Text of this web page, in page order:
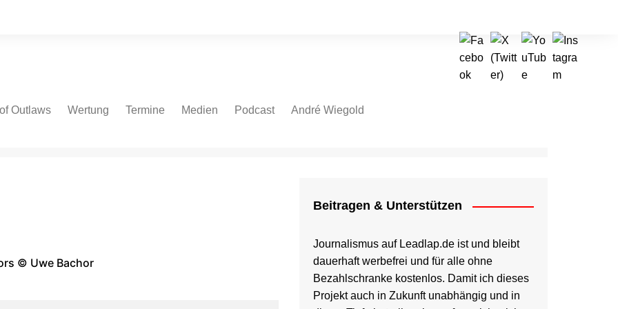
Outlaws Wertung Termine Medien Podcast André Wiegold
© Uwe Bachor
Beitragen & Unterstützen
Journalismus auf Leadlap.de ist und bleibt
dauerhaft werbefrei und für alle ohne
Bezahlschranke kostenlos. Damit ich dieses
Projekt auch in Zukunft unabhängig und in